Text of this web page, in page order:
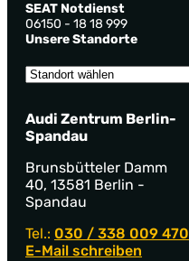
SEAT Notdienst
06150 - 18 18 999
Unsere Standorte
Audi Zentrum Berlin-
Spandau
Brunsbütteler Damm
40, 13581 Berlin -
Spandau
Tel.: 030 / 338 009 470
E-Mail schreiben